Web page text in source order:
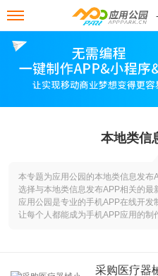
本地类信
本专题为应用公园的本地类信息发
选择与本地类信息发布APP相关的最
应用公园是专业的手机APP在线开发
让每个人都能成为手机APP应用的制
采购医疗器